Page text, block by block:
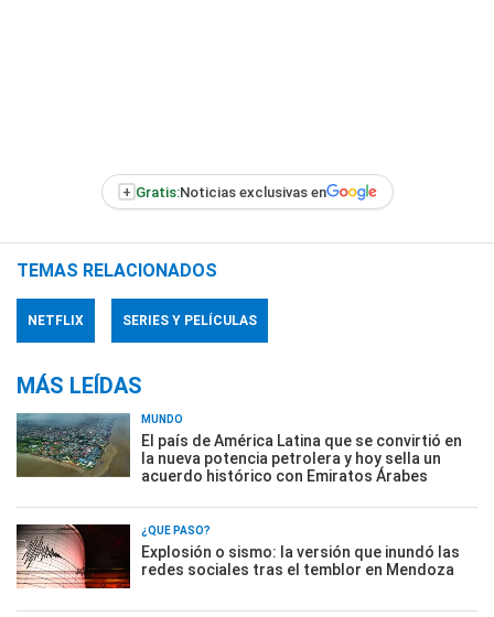
+ Gratis:Noticias exclusivas en
TEMAS RELACIONADOS
NETFLIX SERIES Y PELÍCULAS
MÁS LEÍDAS
MUNDO
El país de América Latina que se convirtió en
la nueva potencia petrolera y hoy sella un
acuerdo histórico con Emiratos Árabes
¿QUÉ PASÓ?
Explosión o sismo: la versión que inundó las
redes sociales tras el temblor en Mendoza